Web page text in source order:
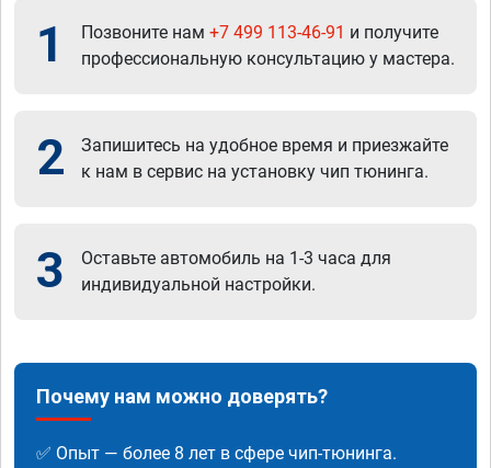
1 Позвоните нам +7 499 113-46-91 и получите
профессиональную консультацию у мастера.
2
Запишитесь на удобное время и приезжайте
к нам в сервис на установку чип тюнинга.
3
Оставьте автомобиль на 1-3 часа для
индивидуальной настройки.
Почему нам можно доверять?
✅ Опыт — более 8 лет в сфере чип-тюнинга.